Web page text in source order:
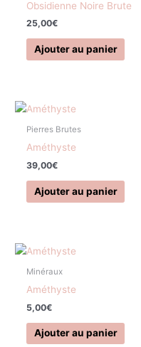
Obsidienne Noire Brute
25,00€
Ajouter au panier
Pierres Brutes
Améthyste
39,00€
Ajouter au panier
Minéraux
Améthyste
5,00€
Ajouter au panier